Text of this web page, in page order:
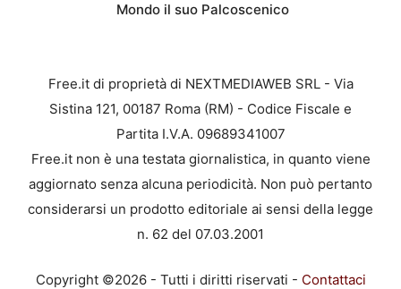
Mondo il suo Palcoscenico
Free.it di proprietà di NEXTMEDIAWEB SRL - Via
Sistina 121, 00187 Roma (RM) - Codice Fiscale e
Partita I.V.A. 09689341007
Free.it non è una testata giornalistica, in quanto viene
aggiornato senza alcuna periodicità. Non può pertanto
considerarsi un prodotto editoriale ai sensi della legge
n. 62 del 07.03.2001
Copyright ©2026 - Tutti i diritti riservati - Contattaci